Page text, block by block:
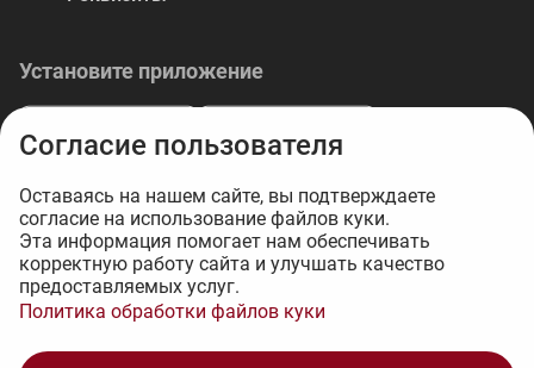
1 500 ₽
Установите приложение
© 2026 Либерте — весь спектр отделочных
материалов.
Интернет-магазин на 1С-Битрикс - 34web
Согласие пользователя
Оставаясь на нашем сайте, вы подтверждаете
согласие на использование файлов куки.
Эта информация помогает нам обеспечивать
корректную работу сайта и улучшать качество
предоставляемых услуг.
Политика обработки файлов куки